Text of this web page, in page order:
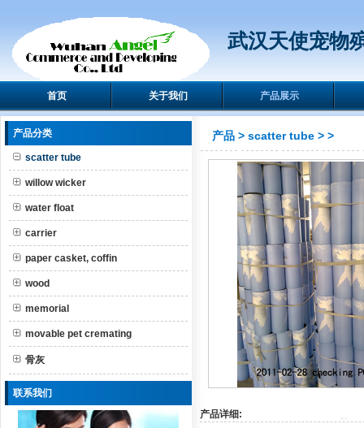
武汉天使宠
首页 关于我们 产品展示
产品分类
scatter tube
willow wicker
water float
carrier
paper casket, coffin
wood
memorial
movable pet cremating
骨灰
联系我们
产品 > scatter tube > >
产品详细: